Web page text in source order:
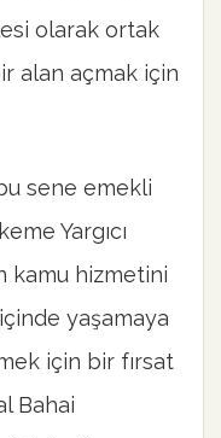
olarak ortak
alan açmak için
sene emekli
Yargıcı
kamu hizmetini
yaşamaya
için bir fırsat
Bahai